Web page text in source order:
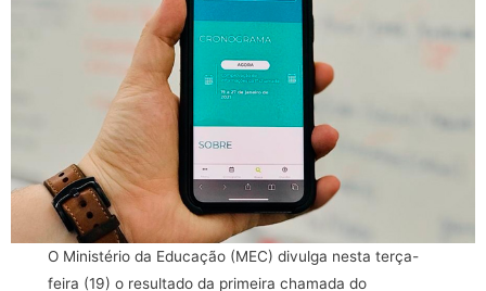
O Ministério da Educação (MEC) divulga nesta terça-
feira (19) o resultado da primeira chamada do